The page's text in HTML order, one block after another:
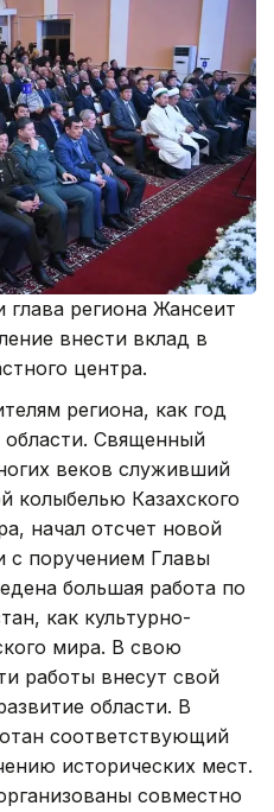
глава региона Жансеит
внести вклад в
центра.
региона, как год
области. Священный
веков служивший
колыбелью Казахского
начал отсчет новой
с поручением Главы
большая работа по
как культурно-
мира. В свою
работы внесут свой
области. В
соответствующий
исторических мест.
совместно